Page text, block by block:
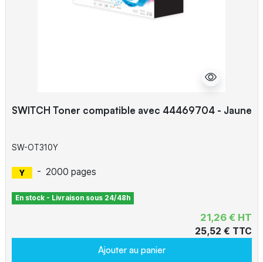
SWITCH Toner compatible avec 44469704 - Jaune
SW-OT310Y
- 2000 pages
En stock - Livraison sous 24/48h
21,26 € HT
25,52 € TTC
Ajouter au panier